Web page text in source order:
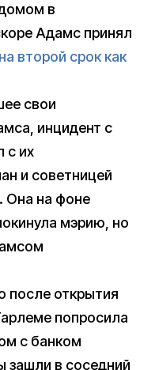
в
Адамс принял
второй срок как
свои
инцидент с
с их
и советницей
Она на фоне
мэрию, но
после открытия
попросила
с банком
зашли в соседний